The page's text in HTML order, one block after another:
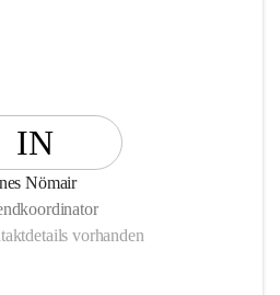
IN
Nömair
vorhanden